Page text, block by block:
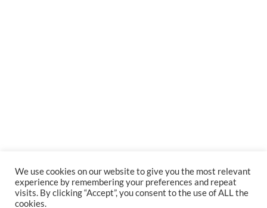
We use cookies on our website to give you the most relevant
experience by remembering your preferences and repeat
visits. By clicking “Accept”, you consent to the use of ALL the
cookies.